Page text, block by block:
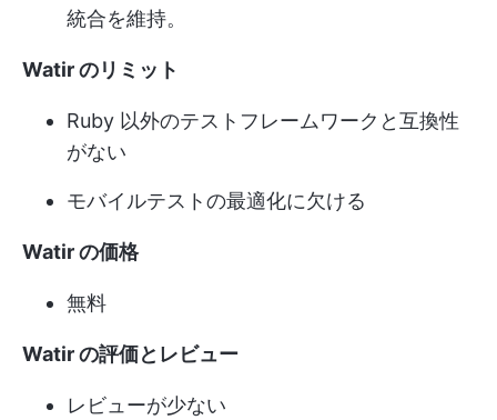
統合を維持。
Watir のリミット
Ruby 以外のテストフレームワークと互換性
がない
モバイルテストの最適化に欠ける
Watir の価格
無料
Watir の評価とレビュー
レビューが少ない